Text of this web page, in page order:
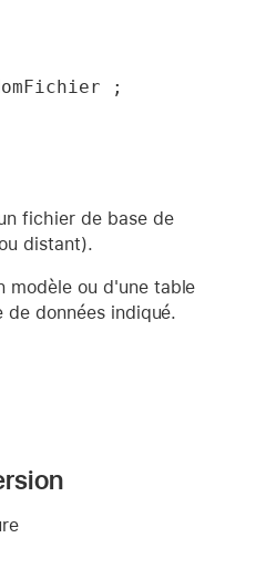
;
fichier de base de
distant).
modèle ou d'une table
données indiqué.